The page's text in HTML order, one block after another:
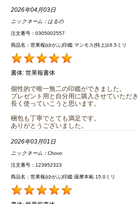
2026年04月03日
ニックネーム： はるの
注文番号：0305002557
商品名：世果報(ゆがふ)印鑑 マンモス(特上)16.5ミリ
書体: 世果報書体
個性的で唯一無二の印鑑ができました。
プレゼント用と自分用に購入させていただき
長く使っていこうと思います。
梱包も丁寧でとても満足です。
ありがとうございました。
2026年03月01日
ニックネーム：Choco
注文番号：123952323
商品名：世果報(ゆがふ)印鑑 薩摩本柘 15.0ミリ